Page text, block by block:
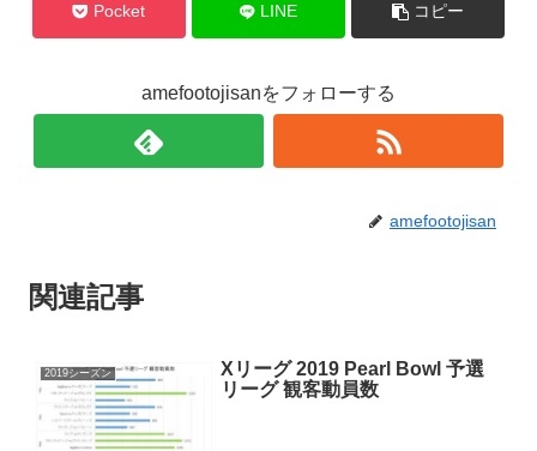
Pocket LINE コピー
amefootojisanをフォローする
amefootojisan
関連記事
2019シーズン
Xリーグ 2019 Pearl Bowl 予選
リーグ 観客動員数